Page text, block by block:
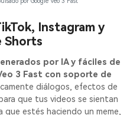
Instagram y
Shorts
por IA y fáciles de
3 Fast con soporte de
diálogos, efectos de
que tus videos se sientan
que estés haciendo un meme,